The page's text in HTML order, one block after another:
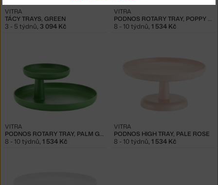
TÁCY TRAYS, GREEN
VITRA
3 - 5 týdnů, 3 094 Kč
PODNOS ROTARY TRAY, POPPY RED
VITRA
8 - 10 týdnů, 1 534 Kč
PODNOS ROTARY TRAY, PALM GREEN
VITRA
8 - 10 týdnů, 1 534 Kč
PODNOS HIGH TRAY, PALE ROSE
VITRA
8 - 10 týdnů, 1 534 Kč